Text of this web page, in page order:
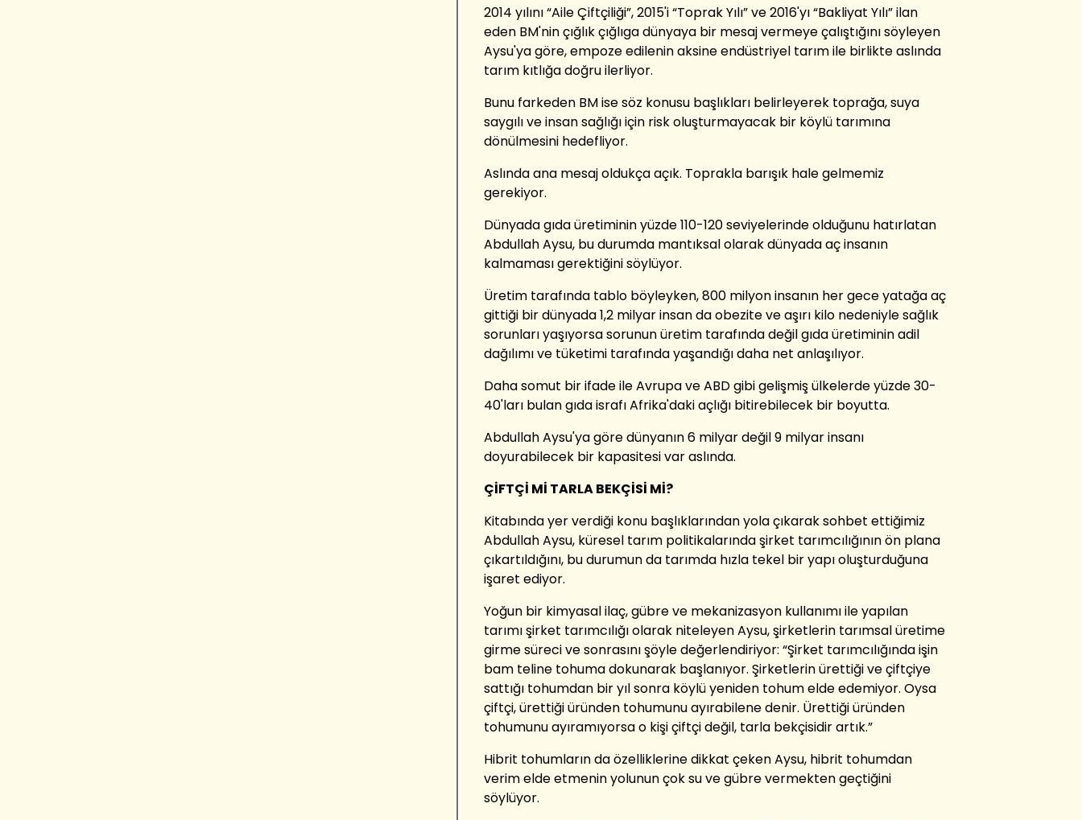
2014 yılını “Aile Çiftçiliği”, 2015'i “Toprak Yılı” ve 2016'yı “Bakliyat Yılı” ilan
eden BM'nin çığlık çığlıga dünyaya bir mesaj vermeye çalıştığını söyleyen
Aysu'ya göre, empoze edilenin aksine endüstriyel tarım ile birlikte aslında
tarım kıtlığa doğru ilerliyor.
Bunu farkeden BM ise söz konusu başlıkları belirleyerek toprağa, suya
saygılı ve insan sağlığı için risk oluşturmayacak bir köylü tarımına
dönülmesini hedefliyor.
Aslında ana mesaj oldukça açık. Toprakla barışık hale gelmemiz
gerekiyor.
Dünyada gıda üretiminin yüzde 110-120 seviyelerinde olduğunu hatırlatan
Abdullah Aysu, bu durumda mantıksal olarak dünyada aç insanın
kalmaması gerektiğini söylüyor.
Üretim tarafında tablo böyleyken, 800 milyon insanın her gece yatağa aç
gittiği bir dünyada 1,2 milyar insan da obezite ve aşırı kilo nedeniyle sağlık
sorunları yaşıyorsa sorunun üretim tarafında değil gıda üretiminin adil
dağılımı ve tüketimi tarafında yaşandığı daha net anlaşılıyor.
Daha somut bir ifade ile Avrupa ve ABD gibi gelişmiş ülkelerde yüzde 30-
40'ları bulan gıda israfı Afrika'daki açlığı bitirebilecek bir boyutta.
Abdullah Aysu'ya göre dünyanın 6 milyar değil 9 milyar insanı
doyurabilecek bir kapasitesi var aslında.
ÇİFTÇİ Mİ TARLA BEKÇİSİ Mİ?
Kitabında yer verdiği konu başlıklarından yola çıkarak sohbet ettiğimiz
Abdullah Aysu, küresel tarım politikalarında şirket tarımcılığının ön plana
çıkartıldığını, bu durumun da tarımda hızla tekel bir yapı oluşturduğuna
işaret ediyor.
Yoğun bir kimyasal ilaç, gübre ve mekanizasyon kullanımı ile yapılan
tarımı şirket tarımcılığı olarak niteleyen Aysu, şirketlerin tarımsal üretime
girme süreci ve sonrasını şöyle değerlendiriyor: “Şirket tarımcılığında işin
bam teline tohuma dokunarak başlanıyor. Şirketlerin ürettiği ve çiftçiye
sattığı tohumdan bir yıl sonra köylü yeniden tohum elde edemiyor. Oysa
çiftçi, ürettiği üründen tohumunu ayırabilene denir. Ürettiği üründen
tohumunu ayıramıyorsa o kişi çiftçi değil, tarla bekçisidir artık.”
Hibrit tohumların da özelliklerine dikkat çeken Aysu, hibrit tohumdan
verim elde etmenin yolunun çok su ve gübre vermekten geçtiğini
söylüyor.